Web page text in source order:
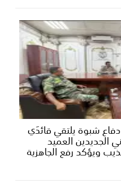
دفاع شبوة يلتقي قائدَي
الجديدين العميد
ويؤكد رفع الجاهزية